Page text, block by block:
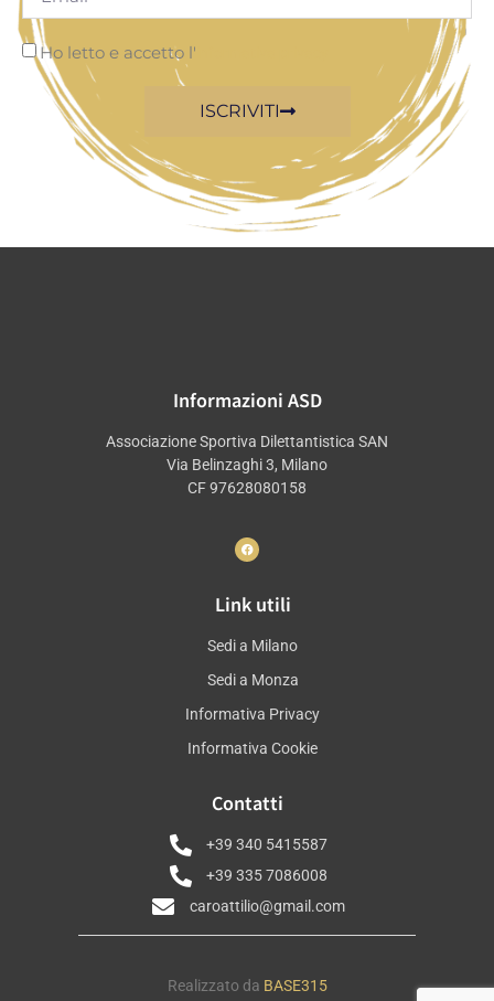
Ho letto e accetto l'
ISCRIVITI
Informazioni ASD
Associazione Sportiva Dilettantistica SAN
Via Belinzaghi 3, Milano
CF 97628080158
Link utili
Sedi a Milano
Sedi a Monza
Informativa Privacy
Informativa Cookie
Contatti
+39 340 5415587
+39 335 7086008
caroattilio@gmail.com
Realizzato da BASE315